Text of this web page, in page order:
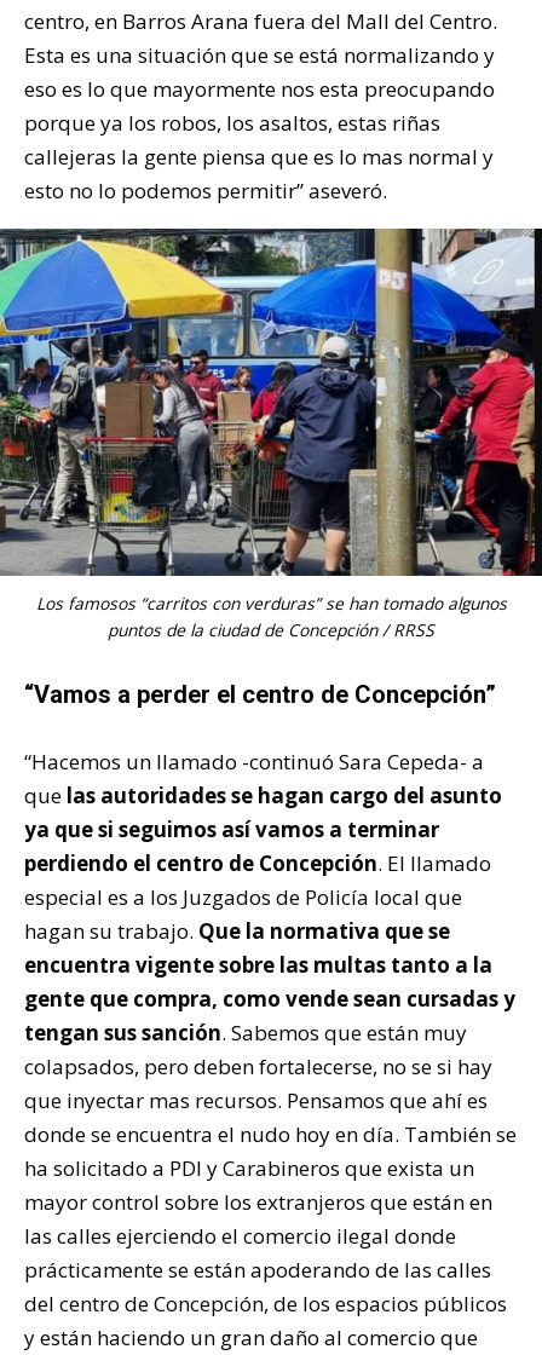
centro, en Barros Arana fuera del Mall del Centro.
Esta es una situación que se está normalizando y
eso es lo que mayormente nos esta preocupando
porque ya los robos, los asaltos, estas riñas
callejeras la gente piensa que es lo mas normal y
esto no lo podemos permitir” aseveró.
Los famosos “carritos con verduras” se han tomado algunos
puntos de la ciudad de Concepción / RRSS
“Vamos a perder el centro de Concepción”
“Hacemos un llamado -continuó Sara Cepeda- a
que las autoridades se hagan cargo del asunto
ya que si seguimos así vamos a terminar
perdiendo el centro de Concepción. El llamado
especial es a los Juzgados de Policía local que
hagan su trabajo. Que la normativa que se
encuentra vigente sobre las multas tanto a la
gente que compra, como vende sean cursadas y
tengan sus sanción. Sabemos que están muy
colapsados, pero deben fortalecerse, no se si hay
que inyectar mas recursos. Pensamos que ahí es
donde se encuentra el nudo hoy en día. También se
ha solicitado a PDI y Carabineros que exista un
mayor control sobre los extranjeros que están en
las calles ejerciendo el comercio ilegal donde
prácticamente se están apoderando de las calles
del centro de Concepción, de los espacios públicos
y están haciendo un gran daño al comercio que